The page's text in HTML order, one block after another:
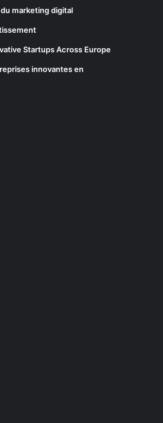
marketing digital
Startups Across Europe
innovantes en